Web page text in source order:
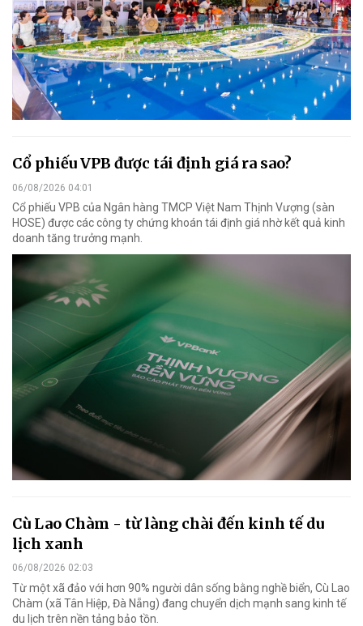
Cổ phiếu VPB được tái định giá ra sao?
06/08/2026 04:01
Cổ phiếu VPB của Ngân hàng TMCP Việt Nam Thịnh Vượng (sàn
HOSE) được các công ty chứng khoán tái định giá nhờ kết quả kinh
doanh tăng trưởng mạnh.
Cù Lao Chàm - từ làng chài đến kinh tế du
lịch xanh
06/08/2026 02:03
Từ một xã đảo với hơn 90% người dân sống bằng nghề biển, Cù Lao
Chàm (xã Tân Hiệp, Đà Nẵng) đang chuyển dịch mạnh sang kinh tế
du lịch trên nền tảng bảo tồn.